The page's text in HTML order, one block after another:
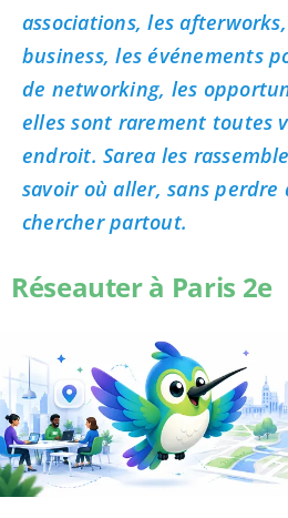
associations, les
business, les événements
de networking, les
elles sont rarement toutes
endroit. Sarea les
savoir où aller, sans perdre
chercher partout.
Réseauter à Paris 2e